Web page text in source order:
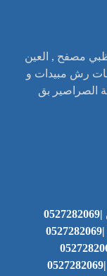
مصفح , العين
رغدانه خصم 30% خدمات رش مبيدات و
الصراصير بق